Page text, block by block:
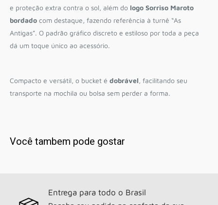
e proteção extra contra o sol, além do logo Sorriso Maroto
bordado com destaque, fazendo referência à turnê “As
Antigas”. O padrão gráfico discreto e estiloso por toda a peça
dá um toque único ao acessório.
Compacto e versátil, o bucket é dobrável, facilitando seu
transporte na mochila ou bolsa sem perder a forma.
Você tambem pode gostar
Entrega para todo o Brasil